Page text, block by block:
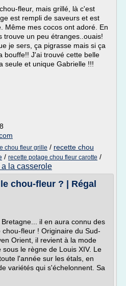
fleur, mais grillé, là c'est
est rempli de saveurs et est
Même mes cocos ont adoré. En
trouve un peu étranges..ouais!
je sers, ça pigrasse mais si ça
bouffe!! J'ai trouvé cette belle
seule et unique Gabrielle !!!
chou fleur grille / recette chou
/ recette potage chou fleur carotte /
la casserole
chou-fleur ? | Régal
il en aura connu des
fleur ! Originaire du Sud-
Orient, il revient à la mode
le règne de Louis XIV. Le
l'année sur les étals, en
variétés qui s'échelonnent. Sa